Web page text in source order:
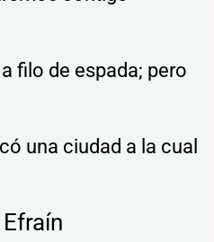
filo de espada; pero
una ciudad a la cual